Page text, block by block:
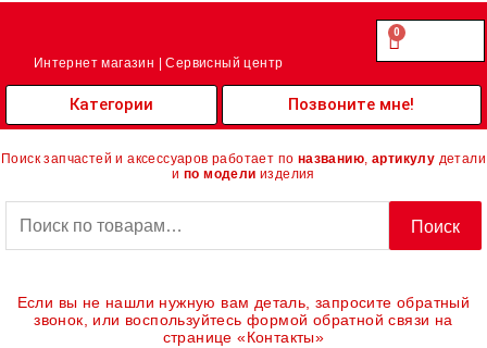
Перейти
Интернет магазин | Сервисный центр
0.00
0
Cart
Категории Позвоните мне!
Поиск запчастей и аксессуаров работает по названию артикулу детали
и по модели изделия
Поиск
Если вы не нашли нужную вам деталь, запросите обратный
звонок, или воспользуйтесь формой обратной связи на
странице «Контакты»